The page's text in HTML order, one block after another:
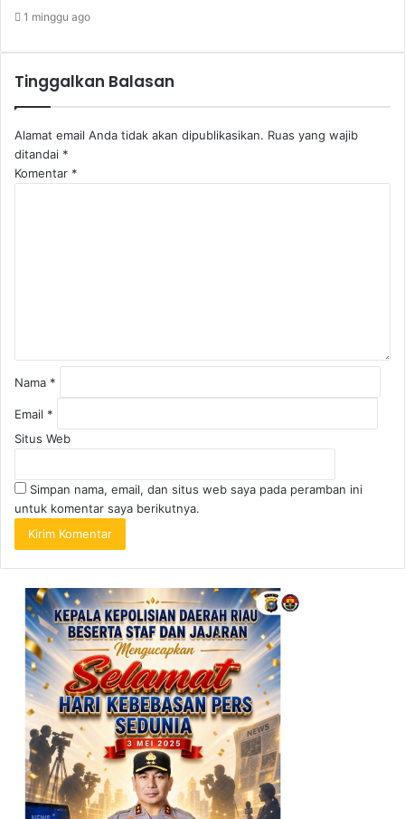
1 minggu ago
Tinggalkan Balasan
Alamat email Anda tidak akan dipublikasikan. Ruas yang wajib
ditandai *
Komentar *
Nama *
Email *
Situs Web
Simpan nama, email, dan situs web saya pada peramban ini
untuk komentar saya berikutnya.